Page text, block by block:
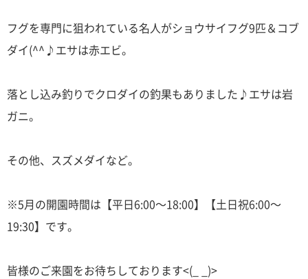
フグを専門に狙われている名人がショウサイフグ9匹＆コブ
ダイ(^^♪エサは赤エビ。
落とし込み釣りでクロダイの釣果もありました♪エサは岩
ガニ。
その他、スズメダイなど。
※5月の開園時間は【平日6:00～18:00】【土日祝6:00～
19:30】です。
皆様のご来園をお待ちしております<(_ _)>